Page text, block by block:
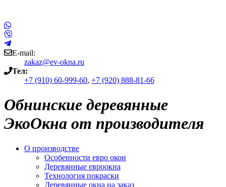
E-mail:
zakaz@ev-okna.ru
Тел:
+7 (910) 60-999-60, +7 (920) 888-81-66
Обнинские деревянные
ЭкоОкна от производителя
О производстве
Особенности евро окон
Деревянные евроокна
Технология покраски
Деревянные окна на заказ